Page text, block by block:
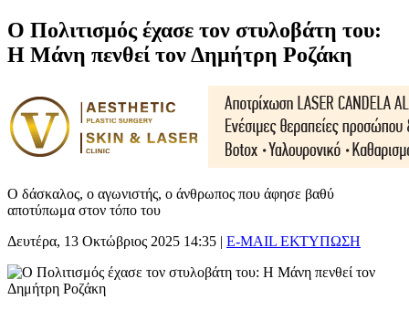
Ο Πολιτισμός έχασε τον στυλοβάτη του:
Η Μάνη πενθεί τον Δημήτρη Ροζάκη
Ο δάσκαλος, ο αγωνιστής, ο άνθρωπος που άφησε βαθύ
αποτύπωμα στον τόπο του
Δευτέρα, 13 Οκτώβριος 2025 14:35 | E-MAIL ΕΚΤΥΠΩΣΗ